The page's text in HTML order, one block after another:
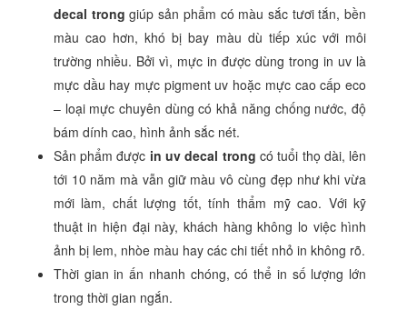
decal trong giúp sản phẩm có màu sắc tươi tắn, bền
màu cao hơn, khó bị bay màu dù tiếp xúc với môi
trường nhiều. Bởi vì, mực in được dùng trong in uv là
mực dầu hay mực pigment uv hoặc mực cao cấp eco
– loại mực chuyên dùng có khả năng chống nước, độ
bám dính cao, hình ảnh sắc nét.
Sản phẩm được in uv decal trong có tuổi thọ dài, lên
tới 10 năm mà vẫn giữ màu vô cùng đẹp như khi vừa
mới làm, chất lượng tốt, tính thẩm mỹ cao. Với kỹ
thuật in hiện đại này, khách hàng không lo việc hình
ảnh bị lem, nhòe màu hay các chi tiết nhỏ in không rõ.
Thời gian in ấn nhanh chóng, có thể in số lượng lớn
trong thời gian ngắn.